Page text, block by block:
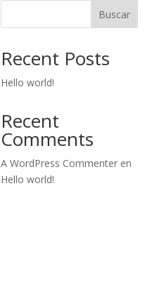
Buscar
Recent Posts
Hello world!
Recent
Comments
A WordPress Commenter en
Hello world!